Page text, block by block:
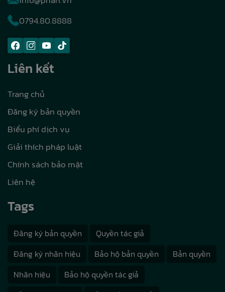
0794.80.8888
Liên kết
Trang chủ
Đăng ký bản quyền
Biểu phí dịch vụ
Giải thích pháp luật
Chính sách bảo mật
Liên hệ
Tags
Đăng ký bản quyền
Quyền tác giả
Đăng ký nhãn hiệu
Bảo hộ bản quyền
Bản quyền
Nhãn hiệu
Bảo hộ quyền tác giả